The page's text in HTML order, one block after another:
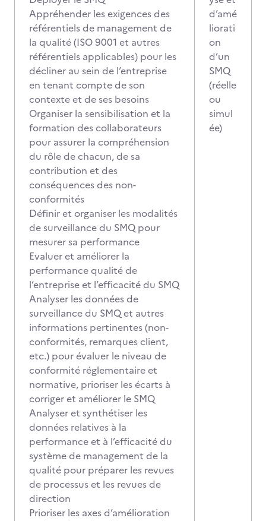
Appréhender les exigences des
référentiels de management de
la qualité (ISO 9001 et autres
référentiels applicables) pour les
décliner au sein de l’entreprise
en tenant compte de son
contexte et de ses besoins
Organiser la sensibilisation et la
formation des collaborateurs
pour assurer la compréhension
du rôle de chacun, de sa
contribution et des
conséquences des non-
conformités
Définir et organiser les modalités
de surveillance du SMQ pour
mesurer sa performance
Evaluer et améliorer la
performance qualité de
l’entreprise et l’efficacité du SMQ
Analyser les données de
surveillance du SMQ et autres
informations pertinentes (non-
conformités, remarques client,
etc.) pour évaluer le niveau de
conformité réglementaire et
normative, prioriser les écarts à
corriger et améliorer le SMQ
Analyser et synthétiser les
données relatives à la
performance et à l’efficacité du
système de management de la
qualité pour préparer les revues
de processus et les revues de
direction
Prioriser les axes d’amélioration
d’amé
liorati
on
d’un
SMQ
(réelle
ou
simul
ée)